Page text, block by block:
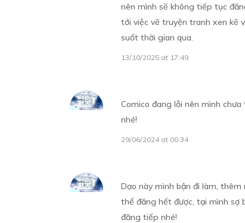
QUYỂN 01 - CHƯƠNG 07:
14/11/2023
QUYỂN 01 - CHƯƠNG 08:
"YÊU EM ĐẾN PHÁT ĐIÊN"
nên mình sẽ không tiếp tục
tới việc vẽ truyện tranh xen kẽ
suốt thời gian qua.
13/10/2025 at 17:49
Comico đang lỗi nên mình
nhé!
29/06/2024 at 00:34
Dạo này mình bận đi làm,
thể đăng hết được, tại mình sợ
đăng tiếp nhé!